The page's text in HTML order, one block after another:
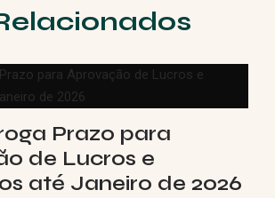
Prazo para
de Lucros e
até Janeiro de 2026